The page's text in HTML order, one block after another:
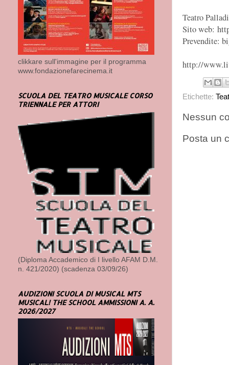
Teatro
Sito web:
Prevendite:
http://
Etichette:
Nessun
Posta un
clikkare sull'immagine per il programma
www.fondazionefarecinema.it
SCUOLA DEL TEATRO MUSICALE CORSO
TRIENNALE PER ATTORI
(Diploma Accademico di I livello AFAM D.M.
n. 421/2020) (scadenza 03/09/26)
AUDIZIONI SCUOLA DI MUSICAL MTS
MUSICAL! THE SCHOOL AMMISSIONI A. A.
2026/2027